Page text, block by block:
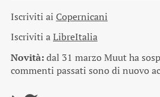
Iscriviti ai Copernicani
Iscriviti aLibreItalia
Novità:dal 31 marzo Muut ha
commenti passati sono di nuovo